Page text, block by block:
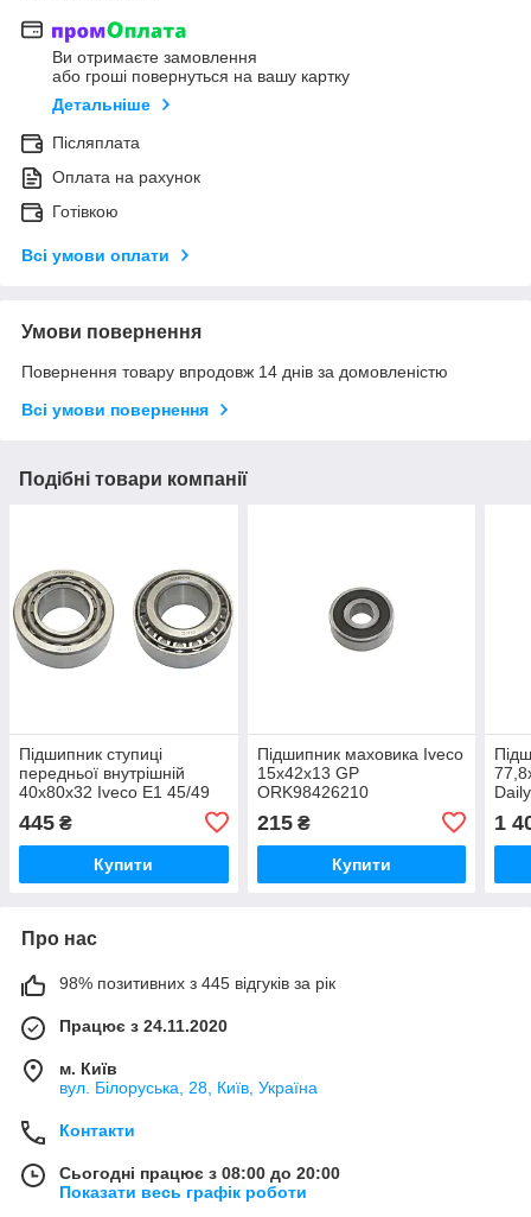
Ви отримаєте замовлення
або гроші повернуться на вашу картку
Детальніше
Післяплата
Оплата на рахунок
Готівкою
Всі умови оплати
Умови повернення
Повернення товару впродовж 14 днів за домовленістю
Всі умови повернення
Подібні товари компанії
Підшипник ступиці
передньої внутрішній
40x80x32 Iveco E1 45/49
ORK8582739
445 ₴
Купити
Підшипник маховика Iveco
15x42x13 GP
ORK98426210
215₴
Купити
1
Про нас
98% позитивних з 445 відгуків за рік
Працює з 24.11.2020
м. Київ
вул. Білоруська, 28, Київ, Україна
Контакти
Сьогодні працює з 08:00 до 20:00
Показати весь графік роботи